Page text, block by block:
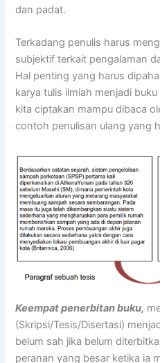
dan padat.
Terkadang penulis harus
subjektif terkait pengalaman
Hal penting yang harus
karya tulis ilmiah menjadi
kita ciptakan mampu dibaca
contoh penulisan ulang yang
Keempat penerbitan buku,
(Skripsi/Tesis/Disertasi)
belum sah jika belum
peranan yang besar ketika ia